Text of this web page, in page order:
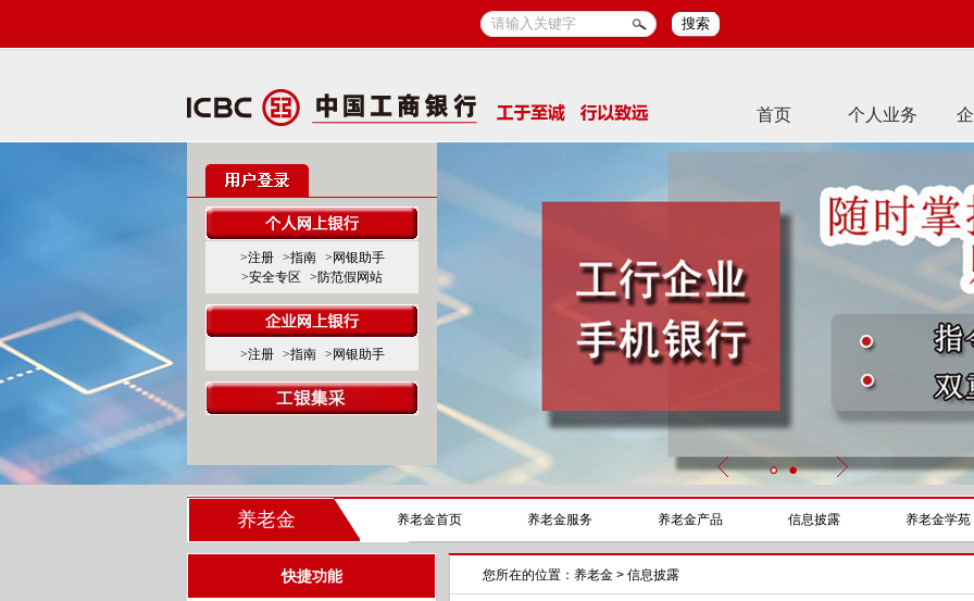
搜索
首页 个人业务
>注册 >指南
>网银助手
>安全专区
>防范假网站
>注册 >指南 >网银助手
养老金 养老金首页 养老金服务 养老金产品 信息披露 养老金学苑
快捷功能 您所在的位置： 养老金 > 信息披露